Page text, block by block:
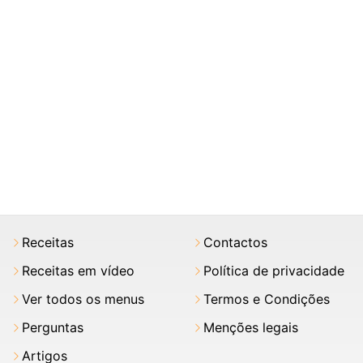
Receitas
Receitas em vídeo
Ver todos os menus
Perguntas
Artigos
Contactos
Política de privacidade
Termos e Condições
Menções legais